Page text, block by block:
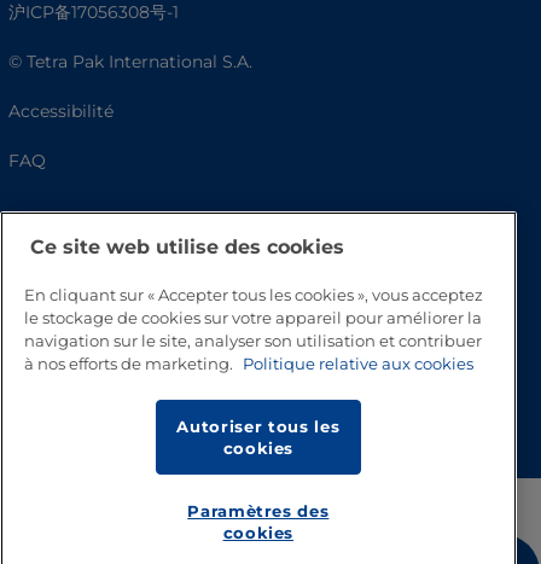
沪ICP备17056308号-1
© Tetra Pak International S.A.
Accessibilité
FAQ
Ce site web utilise des cookies
En cliquant sur « Accepter tous les cookies », vous acceptez
le stockage de cookies sur votre appareil pour améliorer la
navigation sur le site, analyser son utilisation et contribuer
à nos efforts de marketing.
Politique relative aux cookies
Autoriser tous les
cookies
Paramètres des
cookies